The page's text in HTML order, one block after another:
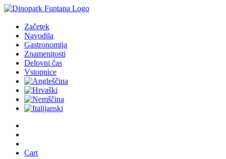
Začetek
Navodila
Gastronomija
Znamenitosti
Delovni čas
Vstopnice
Cart